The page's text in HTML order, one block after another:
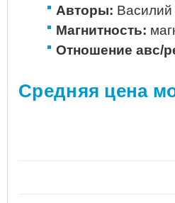
Авторы:
Магнитность:
Отношение авс/
Средняя цена